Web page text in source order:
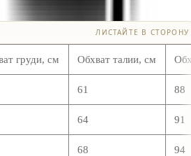
ЛИСТАЙТЕ В СТОРОНУ
груди, см Обхват талии, см
61 88
64 91
68 94